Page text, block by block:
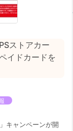
ストアカー
イドカードを
キャンペーンが開